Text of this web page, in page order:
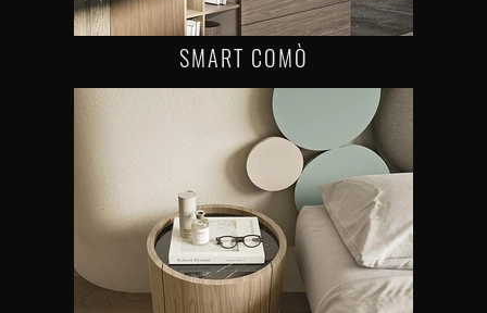
SMART COMÒ